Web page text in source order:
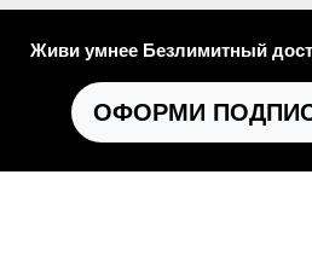
Живи умнее Безлимитный
ОФОРМИ